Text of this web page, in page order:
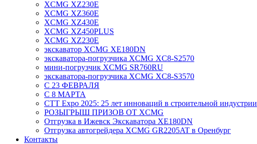
XCMG XZ230E
XCMG XZ360E
XCMG XZ430E
XCMG XZ450PLUS
XCMG XZ230E
экскаватор XCMG XE180DN
экскаватора-погрузчика XCMG XC8-S2570
мини-погрузчик XCMG SR760RU
экскаватора-погрузчика XCMG XC8-S3570
С 23 ФЕВРАЛЯ
С 8 МАРТА
CTT Expo 2025: 25 лет инноваций в строительной индустрии
РОЗЫГРЫШ ПРИЗОВ ОТ XCMG
Отгрузка в Ижевск Экскаватора XE180DN
Отгрузка автогрейдера XCMG GR2205AT в Оренбург
Контакты